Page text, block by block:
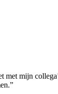
met mijn